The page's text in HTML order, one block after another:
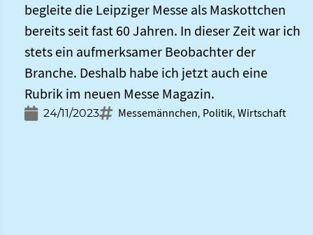
begleite die Leipziger Messe als Maskottchen
bereits seit fast 60 Jahren. In dieser Zeit war ich
stets ein aufmerksamer Beobachter der
Branche. Deshalb habe ich jetzt auch eine
Rubrik im neuen Messe Magazin.
24/11/2023 Messemännchen, Politik, Wirtschaft